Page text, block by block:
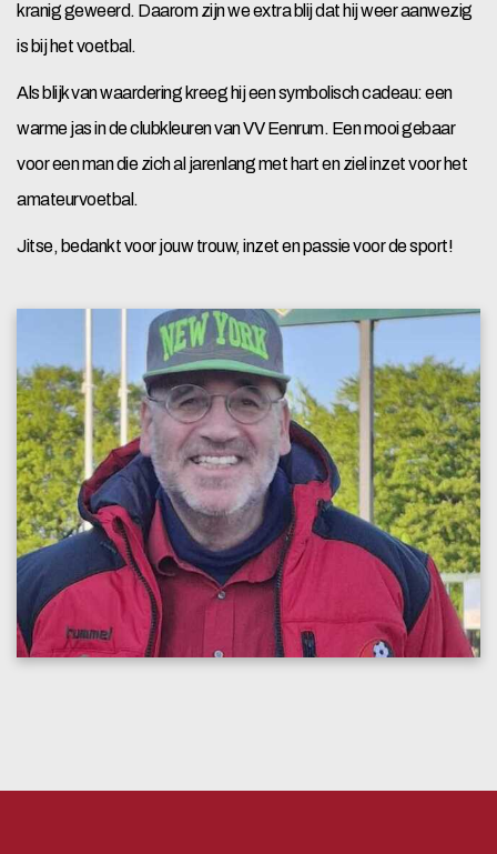
kranig geweerd. Daarom zijn we extra blij dat hij weer aanwezig
is bij het voetbal.
Als blijk van waardering kreeg hij een symbolisch cadeau: een
warme jas in de clubkleuren van VV Eenrum. Een mooi gebaar
voor een man die zich al jarenlang met hart en ziel inzet voor het
amateurvoetbal.
Jitse, bedankt voor jouw trouw, inzet en passie voor de sport!